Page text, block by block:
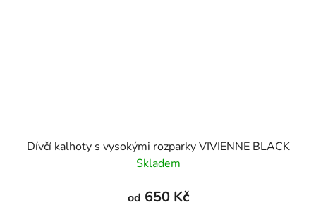
Dívčí kalhoty s vysokými rozparky VIVIENNE BLACK
Skladem
od 650 Kč